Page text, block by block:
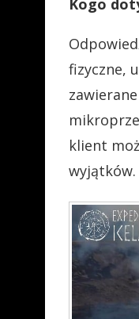
fizyczne,
klient
wyjątków.